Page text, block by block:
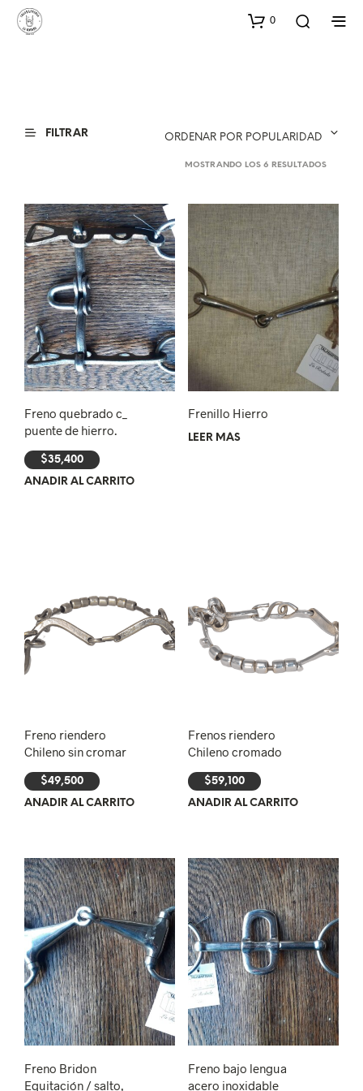
0
FILTRAR ORDENAR POR POPULARIDAD
MOSTRANDO LOS 6 RESULTADOS
Freno quebrado c_
puente de hierro.
$35,400
AÑADIR AL CARRITO
Frenillo Hierro
LEER MÁS
Freno riendero
Chileno sin cromar
$49,500
AÑADIR AL CARRITO
Frenos riendero
Chileno cromado
$59,100
AÑADIR AL CARRITO
Freno Bridon
Equitación / salto,
Freno bajo lengua
acero inoxidable